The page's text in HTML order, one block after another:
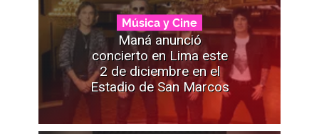
Música y Cine
Maná anunció
concierto en Lima este
2 de diciembre en el
Estadio de San Marcos